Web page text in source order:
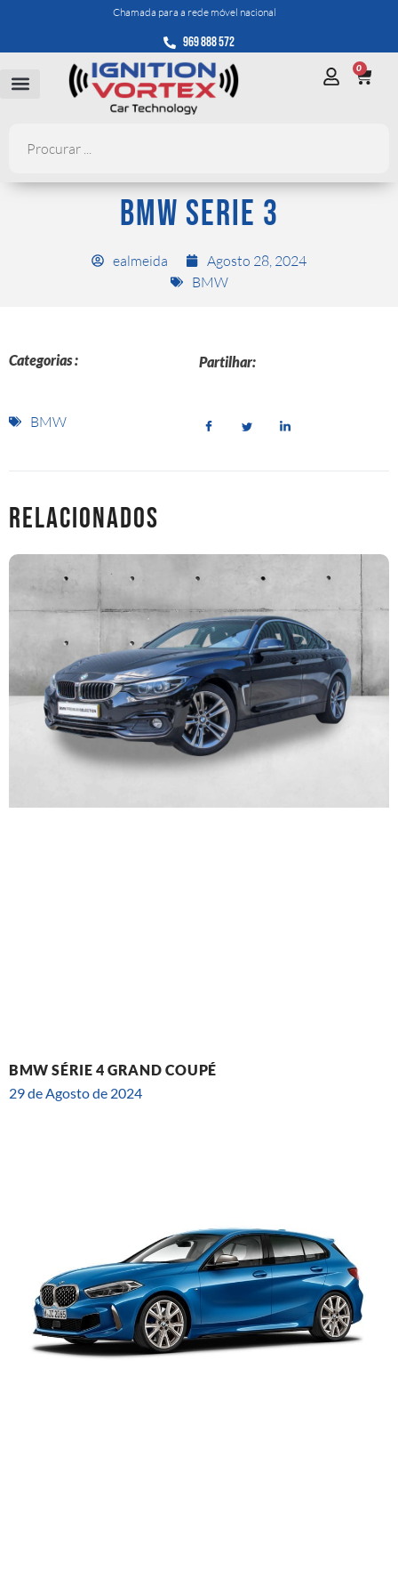
Chamada para a rede móvel nacional
969 888 572
0
BMW SERIE 3
ealmeida
Agosto 28, 2024
BMW
Categorias :
BMW
Partilhar:
Relacionados
BMW SÉRIE 4 GRAND COUPÉ
29 de Agosto de 2024